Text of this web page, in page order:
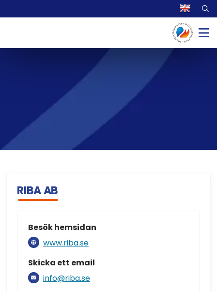
RIBA AB
Besök hemsidan
www.riba.se
Skicka ett email
info@riba.se